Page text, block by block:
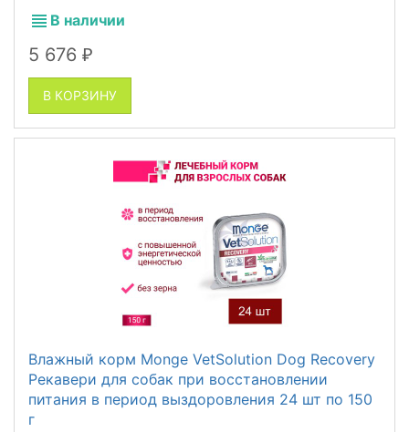
В наличии
5 676 ₽
В КОРЗИНУ
Влажный корм Monge VetSolution Dog Recovery
Рекавери для собак при восстановлении
питания в период выздоровления 24 шт по 150
г